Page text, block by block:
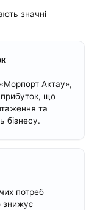
значні
Актау»,
прибуток, що
та
бізнесу.
потреб
знижує